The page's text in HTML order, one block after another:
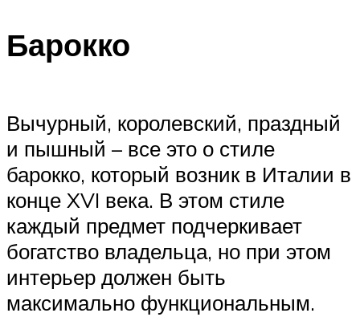
Барокко
Вычурный, королевский, праздный
и пышный – все это о стиле
барокко, который возник в Италии в
конце XVI века. В этом стиле
каждый предмет подчеркивает
богатство владельца, но при этом
интерьер должен быть
максимально функциональным.